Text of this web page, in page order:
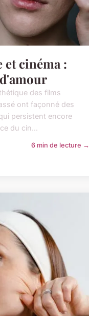
et cinéma :
des films
ont façonné des
persistent encore
du cin...
6 min de lecture →